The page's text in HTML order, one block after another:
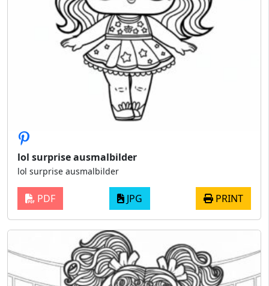
lol surprise ausmalbilder
lol surprise ausmalbilder
PDF JPG PRINT